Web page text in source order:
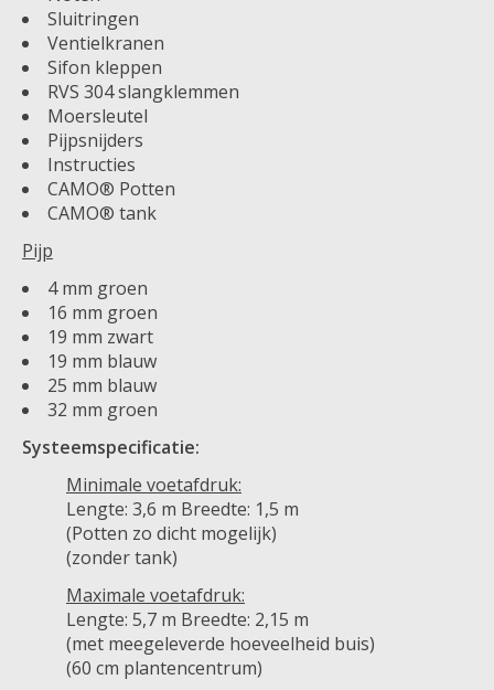
Sluitringen
Ventielkranen
Sifon kleppen
RVS 304 slangklemmen
Moersleutel
Pijpsnijders
Instructies
CAMO® Potten
CAMO® tank
Pijp
4 mm groen
16 mm groen
19 mm zwart
19 mm blauw
25 mm blauw
32 mm groen
Systeemspecificatie:
Minimale voetafdruk:
Lengte: 3,6 m Breedte: 1,5 m
(Potten zo dicht mogelijk)
(zonder tank)
Maximale voetafdruk:
Lengte: 5,7 m Breedte: 2,15 m
(met meegeleverde hoeveelheid buis)
(60 cm plantencentrum)